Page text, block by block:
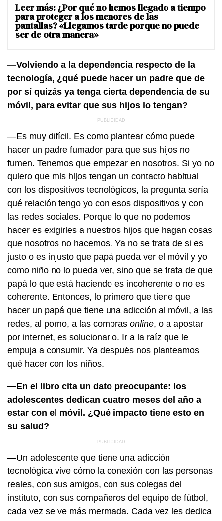
Leer más: ¿Por qué no hemos llegado a tiempo
para proteger a los menores de las
pantallas? «Llegamos tarde porque no puede
ser de otra manera»
—Volviendo a la dependencia respecto de la
tecnología, ¿qué puede hacer un padre que de
por sí quizás ya tenga cierta dependencia de su
móvil, para evitar que sus hijos lo tengan?
—Es muy difícil. Es como plantear cómo puede
hacer un padre fumador para que sus hijos no
fumen. Tenemos que empezar en nosotros. Si yo no
quiero que mis hijos tengan un contacto habitual
con los dispositivos tecnológicos, la pregunta sería
qué relación tengo yo con esos dispositivos y con
las redes sociales. Porque lo que no podemos
hacer es exigirles a nuestros hijos que hagan cosas
que nosotros no hacemos. Ya no se trata de si es
justo o es injusto que papá pueda ver el móvil y yo
como niño no lo pueda ver, sino que se trata de que
papá lo que está haciendo es incoherente o no es
coherente. Entonces, lo primero que tiene que
hacer un papá que tiene una adicción al móvil, a las
redes, al porno, a las compras online, o a apostar
por internet, es solucionarlo. Ir a la raíz que le
empuja a consumir. Ya después nos planteamos
qué hacer con los niños.
—En el libro cita un dato preocupante: los
adolescentes dedican cuatro meses del año a
estar con el móvil. ¿Qué impacto tiene esto en
su salud?
—Un adolescente que tiene una adicción
tecnológica vive cómo la conexión con las personas
reales, con sus amigos, con sus colegas del
instituto, con sus compañeros del equipo de fútbol,
cada vez se ve más mermada. Cada vez les dedica